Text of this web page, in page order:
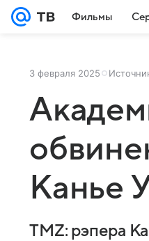
Фильмы
3 февраля 2025
Канье
TMZ: рэпера